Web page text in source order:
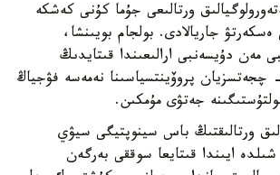
ورتالىعى جۇما كۇنى كەشكە
جاريالادى. بولجام بويىنشا،
مەن دۇيسەنبى ارالىعىندا قىتايدىڭ
چجەتسزيان پروۆينتسياسىنا نەمەسە فۋجياڭ
جەتۋى مۇمكىن.
ورتالىقتىڭ باس سينوپتيگى سيۋي
شىلدە ايىندا قىتايعا سوققى بەرگەن